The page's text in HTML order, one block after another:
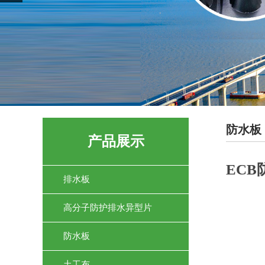
产品展示
排水板
高分子防护排水异型片
防水板
防水板
ECB